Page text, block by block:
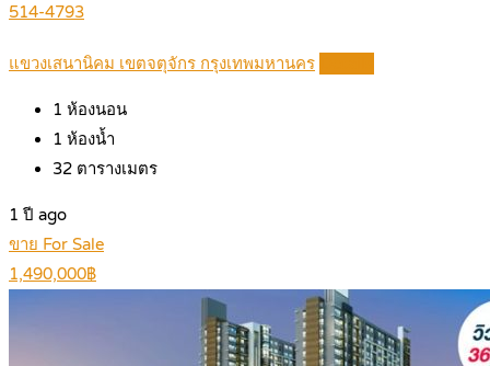
514-4793
แขวงเสนานิคม เขตจตุจักร กรุงเทพมหานคร
1 ห้องนอน
1 ห้องน้ำ
32 ตารางเมตร
1 ปี ago
ขาย For Sale
1,490,000฿